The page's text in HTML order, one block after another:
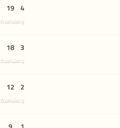
4
رد
19
مشاهدة
3
رد
18
مشاهدة
2
رد
12
مشاهدة